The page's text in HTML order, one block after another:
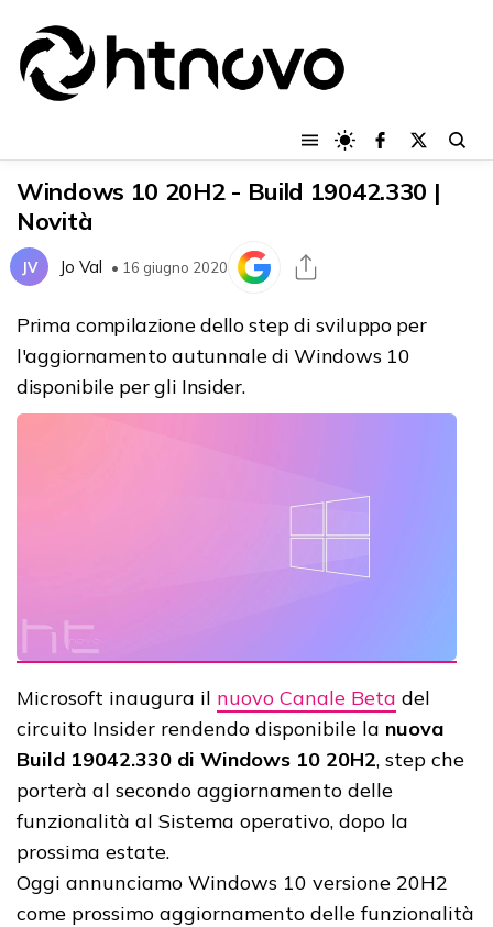
Windows 10 20H2 - Build 19042.330 |
Novità
JV Jo Val • 16 giugno 2020
Prima compilazione dello step di sviluppo per
l'aggiornamento autunnale di Windows 10
disponibile per gli Insider.
Microsoft inaugura il nuovo Canale Beta del
circuito Insider rendendo disponibile la nuova
Build 19042.330 di Windows 10 20H2, step che
porterà al secondo aggiornamento delle
funzionalità al Sistema operativo, dopo la
prossima estate.
Oggi annunciamo Windows 10 versione 20H2
come prossimo aggiornamento delle funzionalità